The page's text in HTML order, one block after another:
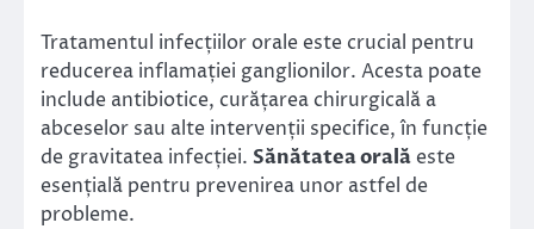
Tratamentul infecțiilor orale este crucial pentru
reducerea inflamației ganglionilor. Acesta poate
include antibiotice, curățarea chirurgicală a
abceselor sau alte intervenții specifice, în funcție
de gravitatea infecției. Sănătatea orală este
esențială pentru prevenirea unor astfel de
probleme.